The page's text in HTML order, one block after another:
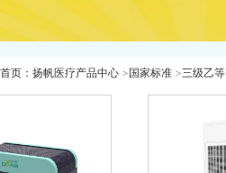
首页： 扬帆医疗产品中心 > 国家标准 >三级乙等